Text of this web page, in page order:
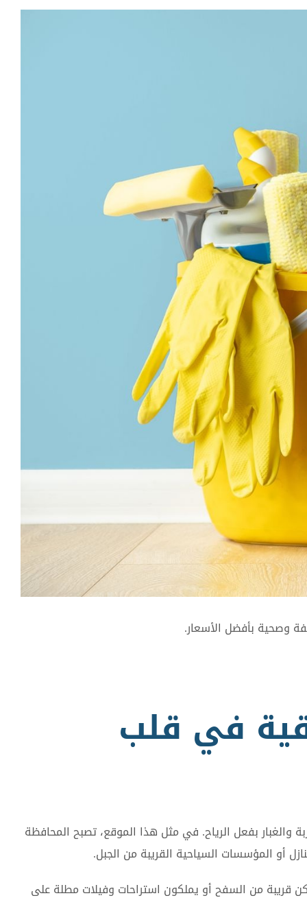
وصحية بأفضل الأسعار.
في قلب
والغبار بفعل الرياح. في مثل هذا الموقع، تصبح المحافظة
أو المؤسسات السياحية القريبة من الجبل.
قريبة من السفح أو يملكون استراحات وفيلات مطلة على